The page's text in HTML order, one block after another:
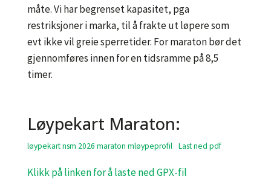
måte. Vi har begrenset kapasitet, pga
restriksjoner i marka, til å frakte ut løpere som
evt ikke vil greie sperretider. For maraton bør det
gjennomføres innen for en tidsramme på 8,5
timer.
Løypekart Maraton:
løypekart nsm 2026 maraton mløypeprofil Last ned pdf
Klikk på linken for å laste ned GPX-fil